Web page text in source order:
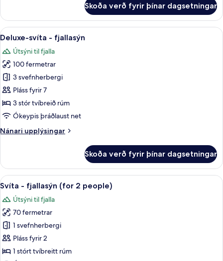
svíta
fjallasýn
Skoða verð fyrir þínar dagsetningar
Skoða
allar
myndir
fyrir
Deluxe-
svíta
-
fjallasýn
Rúmföt af bestu gerð, rúm með
7
Deluxe-svíta - fjallasýn
Útsýni til fjalla
100 fermetrar
3 svefnherbergi
Pláss fyrir 7
3 stór tvíbreið rúm
Ókeypis þráðlaust net
Nánari upplýsingar
Nánari
svíta
fjallasýn
Skoða verð fyrir þínar dagsetningar
Skoða
allar
myndir
fyrir
Svíta
-
fjallasýn
Rúmföt af bestu gerð, rúm með
6
Svíta - fjallasýn (for 2 people)
Útsýni til fjalla
70 fermetrar
1 svefnherbergi
Pláss fyrir 2
1 stórt tvíbreitt rúm